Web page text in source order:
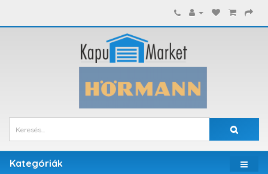
Kategóriák